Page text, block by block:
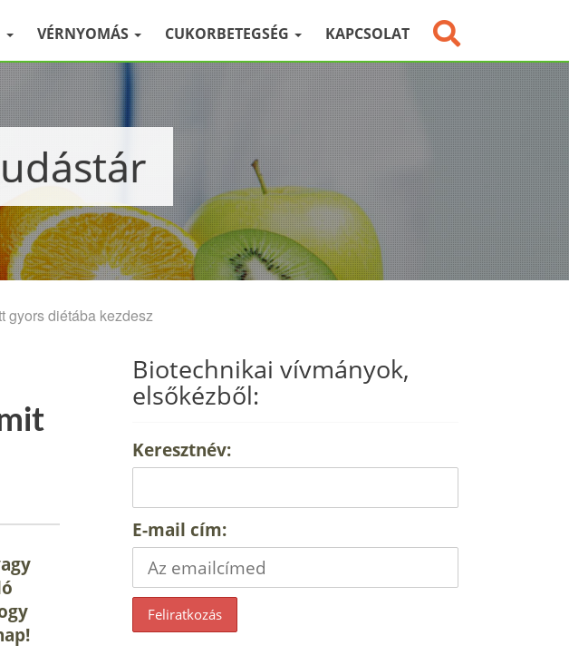
VÉRNYOMÁS CUKORBETEGSÉG KAPCSOLAT
gyors diétába kezdesz
Biotechnikai vívmányok,
elsőkézből:
Keresztnév:
E-mail cím: